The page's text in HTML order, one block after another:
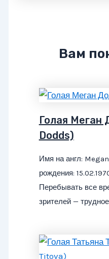
Вам
Голая Меган
Dodds)
Имя на англ:
рождения:
Перебывать все
зрителей —